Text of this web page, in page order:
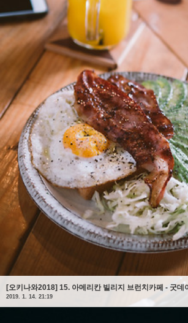
[오키나와2018] 15. 아메리칸 빌리지 브런치카페 - 굿데
2019. 1. 14. 21:19